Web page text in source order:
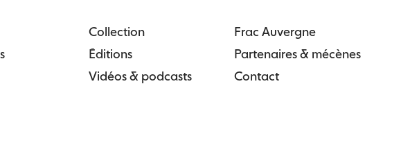
Collection
Éditions
Vidéos & podcasts
Frac Auvergne
Partenaires & mécènes
Contact